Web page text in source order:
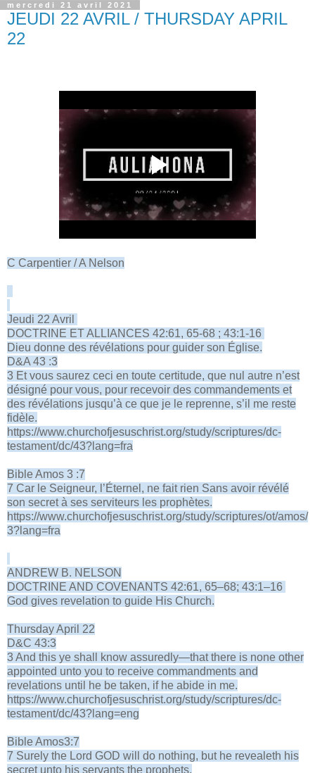
mercredi 21 avril 2021
JEUDI 22 AVRIL / THURSDAY APRIL
22
C Carpentier / A Nelson
Jeudi 22 Avril
DOCTRINE ET ALLIANCES 42:61, 65-68 ; 43:1-16
Dieu donne des révélations pour guider son Église.
D&A 43 :3
3 Et vous saurez ceci en toute certitude, que nul autre n’est
désigné pour vous, pour recevoir des commandements et
des révélations jusqu’à ce que je le reprenne, s’il me reste
fidèle.
https://www.churchofjesuschrist.org/study/scriptures/dc-
testament/dc/43?lang=fra
Bible Amos 3 :7
7 Car le Seigneur, l’Éternel, ne fait rien Sans avoir révélé
son secret à ses serviteurs les prophètes.
https://www.churchofjesuschrist.org/study/scriptures/ot/amos/
3?lang=fra
ANDREW B. NELSON
DOCTRINE AND COVENANTS 42:61, 65–68; 43:1–16
God gives revelation to guide His Church.
Thursday April 22
D&C 43:3
3 And this ye shall know assuredly—that there is none other
appointed unto you to receive commandments and
revelations until he be taken, if he abide in me.
https://www.churchofjesuschrist.org/study/scriptures/dc-
testament/dc/43?lang=eng
Bible Amos3:7
7 Surely the Lord GOD will do nothing, but he revealeth his
secret unto his servants the prophets.